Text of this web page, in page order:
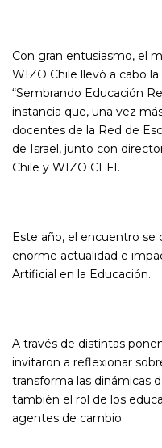
Con gran entusiasmo, el
WIZO Chile llevó a cabo
“Sembrando Educación
instancia que, una vez
docentes de la Red de
de Israel, junto con
Chile y WIZO CEFI.
Este año, el encuentro
enorme actualidad e
Artificial en la Educación.
A través de distintas
invitaron a reflexionar
transforma las dinámicas
también el rol de los
agentes de cambio.